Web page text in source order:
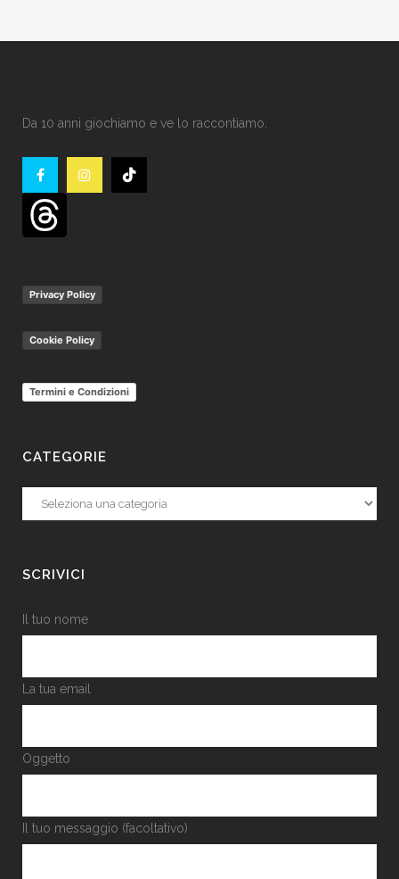
Da 10 anni giochiamo e ve lo raccontiamo.
Privacy Policy
Cookie Policy
Termini e Condizioni
CATEGORIE
Categorie
SCRIVICI
Il tuo nome
La tua email
Oggetto
Il tuo messaggio (facoltativo)